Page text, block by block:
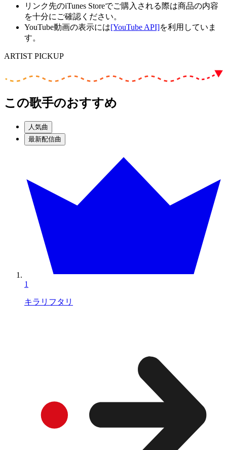
リンク先のiTunes Storeでご購入される際は商品の内容
を十分にご確認ください。
YouTube動画の表示には[YouTube API]を利用していま
す。
ARTIST PICKUP
この歌手のおすすめ
人気曲
最新配信曲
1
キラリフタリ